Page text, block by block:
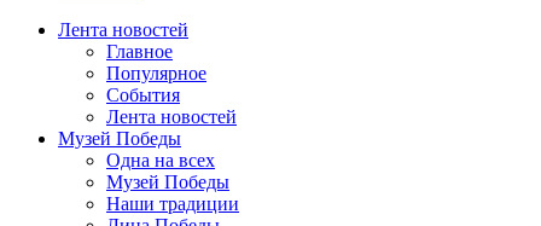
Лента новостей
Главное
Популярное
События
Лента новостей
Музей Победы
Одна на всех
Музей Победы
Наши традиции